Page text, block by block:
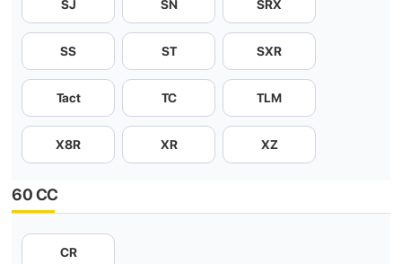
SJ SN SRX
SS ST SXR
Tact TC TLM
X8R XR XZ
60 CC
CR